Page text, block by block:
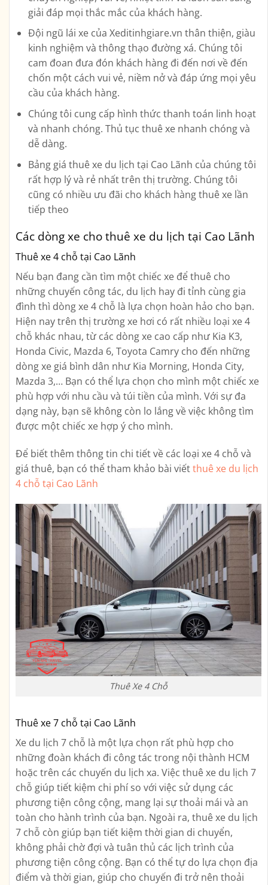
giải đáp mọi thắc mắc của khách hàng.
Đội ngũ lái xe của Xeditinhgiare.vn thân thiện, giàu
kinh nghiệm và thông thạo đường xá. Chúng tôi
cam đoan đưa đón khách hàng đi đến nơi về đến
chốn một cách vui vẻ, niềm nở và đáp ứng mọi yêu
cầu của khách hàng.
Chúng tôi cung cấp hình thức thanh toán linh hoạt
và nhanh chóng. Thủ tục thuê xe nhanh chóng và
dễ dàng.
Bảng giá thuê xe du lịch tại Cao Lãnh của chúng tôi
rất hợp lý và rẻ nhất trên thị trường. Chúng tôi
cũng có nhiều ưu đãi cho khách hàng thuê xe lần
tiếp theo
Các dòng xe cho thuê xe du lịch tại Cao Lãnh
Thuê xe 4 chỗ tại Cao Lãnh
Nếu bạn đang cần tìm một chiếc xe để thuê cho
những chuyến công tác, du lịch hay đi tỉnh cùng gia
đình thì dòng xe 4 chỗ là lựa chọn hoàn hảo cho bạn.
Hiện nay trên thị trường xe hơi có rất nhiều loại xe 4
chỗ khác nhau, từ các dòng xe cao cấp như Kia K3,
Honda Civic, Mazda 6, Toyota Camry cho đến những
dòng xe giá bình dân như Kia Morning, Honda City,
Mazda 3,… Bạn có thể lựa chọn cho mình một chiếc xe
phù hợp với nhu cầu và túi tiền của mình. Với sự đa
dạng này, bạn sẽ không còn lo lắng về việc không tìm
được một chiếc xe hợp ý cho mình.
Để biết thêm thông tin chi tiết về các loại xe 4 chỗ và
giá thuê, bạn có thể tham khảo bài viếtthuê xe du lịch
4 chỗ tại Cao Lãnh
Thuê Xe 4 Chỗ
Thuê xe 7 chỗ tại Cao Lãnh
Xe du lịch 7 chỗ là một lựa chọn rất phù hợp cho
những đoàn khách đi công tác trong nội thành HCM
hoặc trên các chuyến du lịch xa. Việc thuê xe du lịch 7
chỗ giúp tiết kiệm chi phí so với việc sử dụng các
phương tiện công cộng, mang lại sự thoải mái và an
toàn cho hành trình của bạn. Ngoài ra, thuê xe du lịch
7 chỗ còn giúp bạn tiết kiệm thời gian di chuyển,
không phải chờ đợi và tuân thủ các lịch trình của
phương tiện công cộng. Bạn có thể tự do lựa chọn địa
điểm và thời gian, giúp cho chuyến đi trở nên thoải